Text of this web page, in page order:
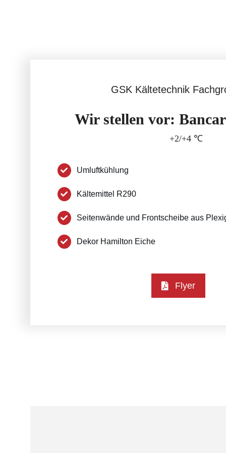
GSK Kältetechnik
Wir stellen vor:
+2/+4 ℃
Umluftkühlung
Kältemittel R290
Seitenwände und Frontscheibe aus
Dekor Hamilton Eiche
Flyer